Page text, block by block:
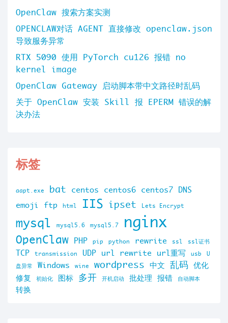
OpenClaw 搜索方案实测
OPENCLAW对话 AGENT 直接修改 openclaw.json
导致服务异常
RTX 5090 使用 PyTorch cu126 报错 no
kernel image
OpenClaw Gateway 启动脚本带中文路径时乱码
关于 OpenClaw 安装 Skill 报 EPERM 错误的解
决办法
标签
aapt.exe bat centos centos6 centos7
DNS
emoji
ftp html IIS ipset Lets Encrypt
mysql mysql5.6 mysql5.7 nginx
OpenClaw PHP pip python rewrite ssl ssl证书
TCP transmission UDP url rewrite url重写 usb
U
盘异常
Windows wine wordpress 中文 乱码 优化
修复
初始化 图标 多开 开机启动 批处理 报错 自动脚本
转换